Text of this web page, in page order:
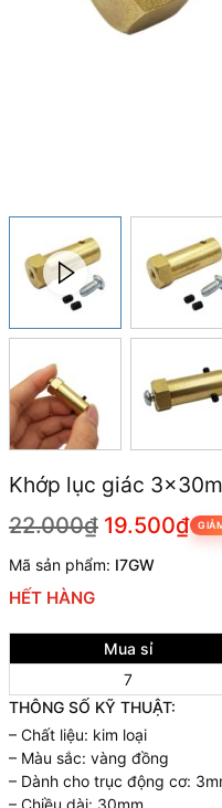
Khớp lục giác
22.000₫ 19.500₫
Mã sản phẩm: I7GW
HẾT HÀNG
Mua sỉ
7
THÔNG SỐ KỸ THUẬT:
– Chất liệu: kim loại
– Màu sắc: vàng đồng
– Dành cho trục động cơ:
– Chiều dài: 30mm